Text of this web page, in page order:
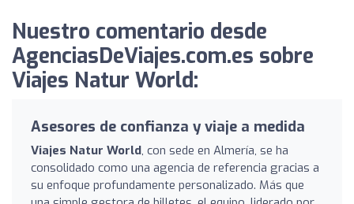
Nuestro comentario desde
AgenciasDeViajes.com.es sobre
Viajes Natur World:
Asesores de confianza y viaje a medida
Viajes Natur World, con sede en Almería, se ha
consolidado como una agencia de referencia gracias a
su enfoque profundamente personalizado. Más que